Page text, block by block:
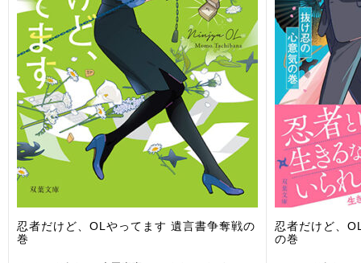
忍者だけど、OLやってます 遺言書争奪戦の
巻
忍者だけど、
の巻